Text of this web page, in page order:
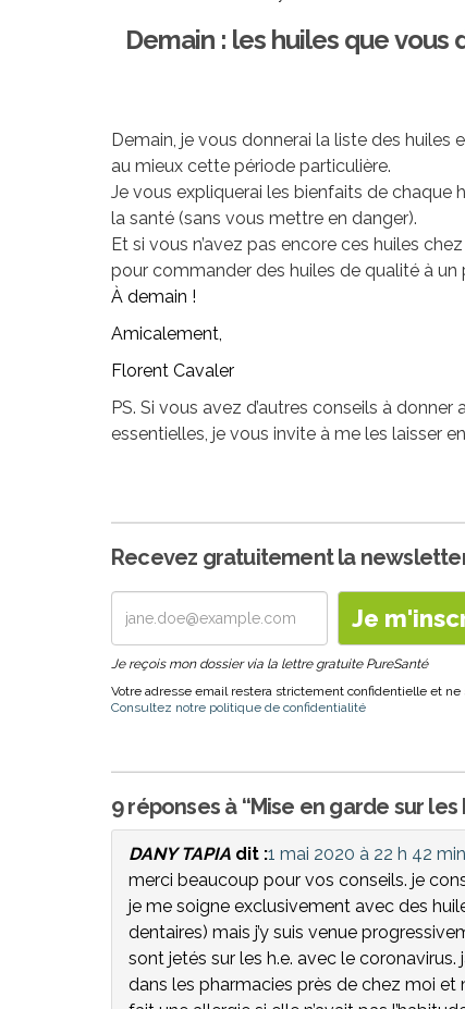
Demain : les huiles que
Demain, je vous donnerai la liste des huiles
au mieux cette période particulière.
Je vous expliquerai les bienfaits de chaque
la santé (sans vous mettre en danger).
Et si vous n’avez pas encore ces huiles
pour commander des huiles de qualité à un
À demain !
Amicalement,
Florent Cavaler
PS. Si vous avez d’autres conseils à
essentielles, je vous invite à me les laisser
Recevez gratuitement la
Je reçois mon dossier via la lettre gratuite PureSanté
Votre adresse email restera strictement confidentielle et
Consultez notre politique de confidentialité
9 réponses à “Mise en garde sur
DANY TAPIA dit :1 mai 2020 à 22 h 42 min
merci beaucoup pour vos conseils. je
je me soigne exclusivement avec des
dentaires) mais j’y suis venue
sont jetés sur les h.e. avec le
dans les pharmacies près de chez moi et